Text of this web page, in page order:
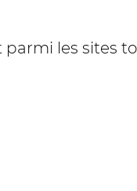
les sites